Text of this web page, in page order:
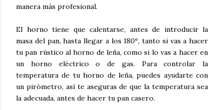
manera más profesional.
El horno tiene que calentarse, antes de introducir la
masa del pan, hasta llegar a los 180º, tanto si vas a hacer
tu pan rústico al horno de leña, como si lo vas a hacer en
un horno eléctrico o de gas. Para controlar la
temperatura de tu horno de leña, puedes ayudarte con
un pirómetro, así te aseguras de que la temperatura sea
la adecuada, antes de hacer tu pan casero.